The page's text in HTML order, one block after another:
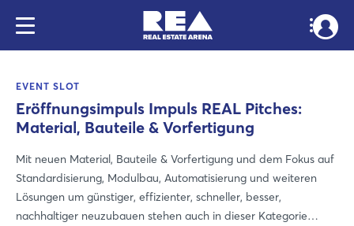
EVENT SLOT
Eröffnungsimpuls Impuls REAL Pitches:
Material, Bauteile & Vorfertigung
Mit neuen Material, Bauteile & Vorfertigung und dem Fokus auf
Standardisierung, Modulbau, Automatisierung und weiteren
Lösungen um günstiger, effizienter, schneller, besser,
nachhaltiger neuzubauen stehen auch in dieser Kategorie